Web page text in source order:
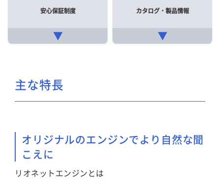
安心保証制度
▼
カタログ・製品情報
▼
主な特長
オリジナルのエンジンでより自然な聞
こえに
リオネットエンジンとは